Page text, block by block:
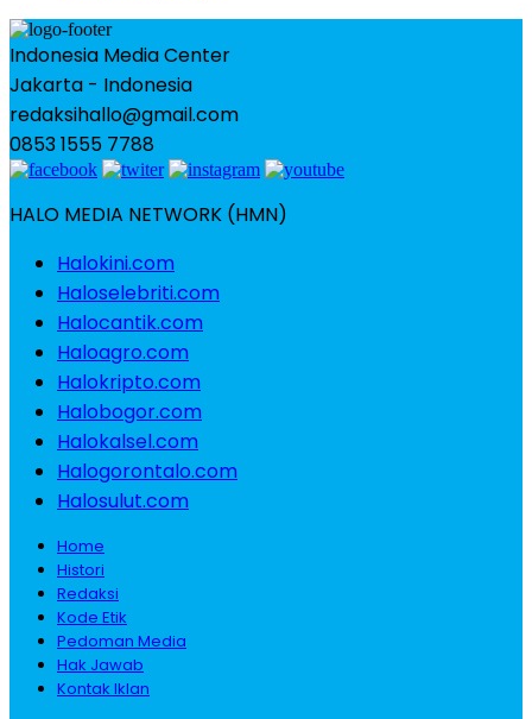
Indonesia Media Center
Jakarta - Indonesia
redaksihallo@gmail.com
0853 1555 7788
HALO MEDIA NETWORK (HMN)
Halokini.com
Haloselebriti.com
Halocantik.com
Haloagro.com
Halokripto.com
Halobogor.com
Halokalsel.com
Halogorontalo.com
Halosulut.com
Home
Histori
Redaksi
Kode Etik
Pedoman Media
Hak Jawab
Kontak Iklan